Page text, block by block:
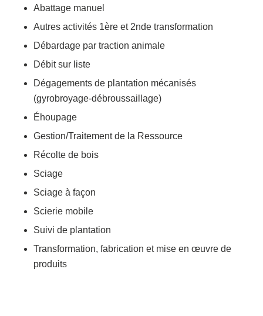
Abattage manuel
Autres activités 1ère et 2nde transformation
Débardage par traction animale
Débit sur liste
Dégagements de plantation mécanisés
(gyrobroyage-débroussaillage)
Éhoupage
Gestion/Traitement de la Ressource
Récolte de bois
Sciage
Sciage à façon
Scierie mobile
Suivi de plantation
Transformation, fabrication et mise en œuvre de
produits